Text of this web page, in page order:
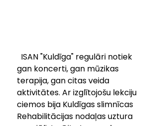
gan koncerti, gan mūzikas
terapija, gan citas veida
aktivitātes. Ar izglītojošu lekciju
ciemos bija Kuldīgas slimnīcas
Rehabilitācijas nodaļas uztura